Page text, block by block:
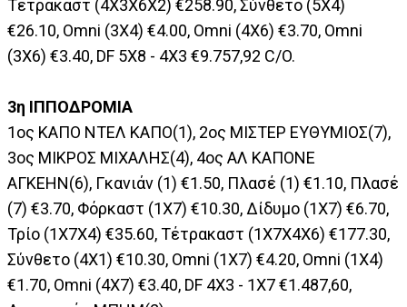
Τέτρακαστ (4X3X6X2) €258.90, Σύνθετο (5Χ4)
€26.10, Omni (3X4) €4.00, Omni (4X6) €3.70, Omni
(3X6) €3.40, DF 5Χ8 - 4X3 €9.757,92 C/O.
3η ΙΠΠΟΔΡΟΜΙΑ
1ος ΚΑΠΟ ΝΤΕΛ ΚΑΠΟ(1), 2ος ΜΙΣΤΕΡ ΕΥΘΥΜΙΟΣ(7),
3ος ΜΙΚΡΟΣ ΜΙΧΑΛΗΣ(4), 4ος ΑΛ ΚΑΠΟΝΕ
ΑΓΚΕΗΝ(6), Γκανιάν (1) €1.50, Πλασέ (1) €1.10, Πλασέ
(7) €3.70, Φόρκαστ (1Χ7) €10.30, Δίδυμο (1Χ7) €6.70,
Τρίο (1Χ7Χ4) €35.60, Τέτρακαστ (1Χ7Χ4Χ6) €177.30,
Σύνθετο (4X1) €10.30, Omni (1Χ7) €4.20, Omni (1Χ4)
€1.70, Omni (4Χ7) €3.40, DF 4X3 - 1Χ7 €1.487,60,